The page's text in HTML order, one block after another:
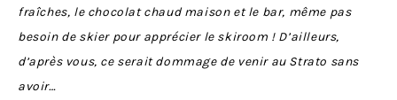
fraîches, le chocolat chaud maison et le bar, même pas
besoin de skier pour apprécier le skiroom ! D’ailleurs,
d’après vous, ce serait dommage de venir au Strato sans
avoir…